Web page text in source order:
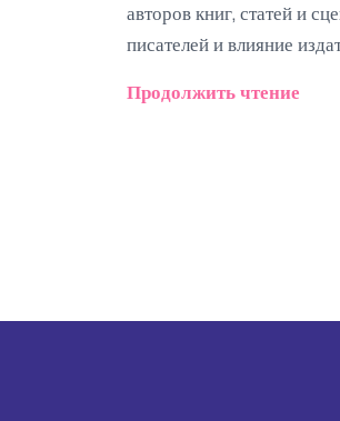
авторов книг, статей и
писателей и влияние
Продолжить чтение